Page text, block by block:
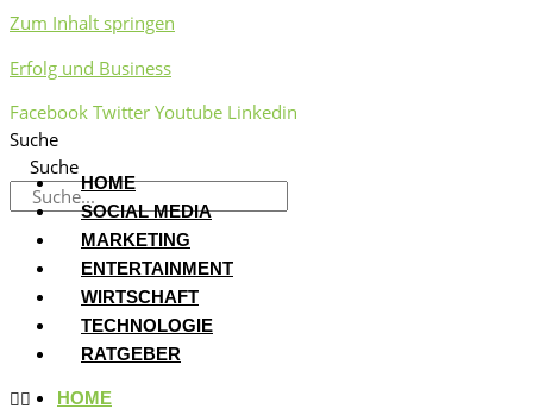
Zum Inhalt springen
Erfolg und Business
Facebook Twitter Youtube Linkedin
Suche
Suche
HOME
SOCIAL MEDIA
MARKETING
ENTERTAINMENT
WIRTSCHAFT
TECHNOLOGIE
RATGEBER
HOME